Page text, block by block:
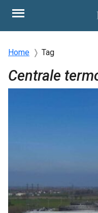
Home Tag
Centrale